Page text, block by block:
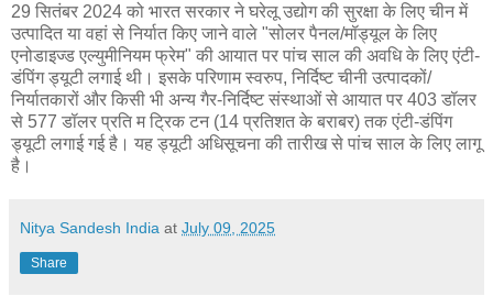
29 सितंबर 2024 को भारत सरकार ने घरेलू उद्योग की सुरक्षा के लिए चीन में
उत्पादित या वहां से निर्यात किए जाने वाले "सोलर पैनल/मॉड्यूल के लिए
एनोडाइज्ड एल्युमीनियम फ्रेम" की आयात पर पांच साल की अवधि के लिए एंटी-
डंपिंग ड्यूटी लगाई थी। इसके परिणाम स्वरुप, निर्दिष्ट चीनी उत्पादकों/
निर्यातकारों और किसी भी अन्य गैर-निर्दिष्ट संस्थाओं से आयात पर 403 डॉलर
से 577 डॉलर प्रति म ट्रिक टन (14 प्रतिशत के बराबर) तक एंटी-डंपिंग
ड्यूटी लगाई गई है। यह ड्यूटी अधिसूचना की तारीख से पांच साल के लिए लागू
है।
Nitya Sandesh India at July 09, 2025
Share